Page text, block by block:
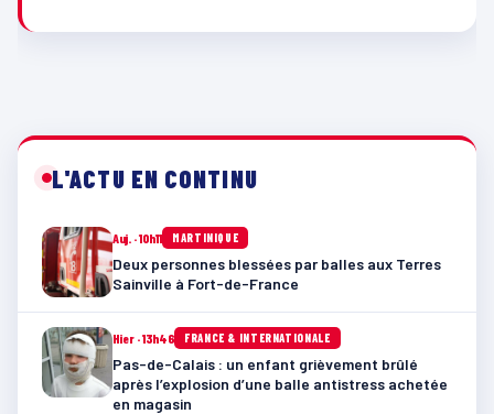
L'ACTU EN CONTINU
Auj. · 10h11 MARTINIQUE
Deux personnes blessées par balles aux Terres
Sainville à Fort-de-France
Hier · 13h46 FRANCE & INTERNATIONALE
Pas-de-Calais : un enfant grièvement brûlé
après l’explosion d’une balle antistress achetée
en magasin